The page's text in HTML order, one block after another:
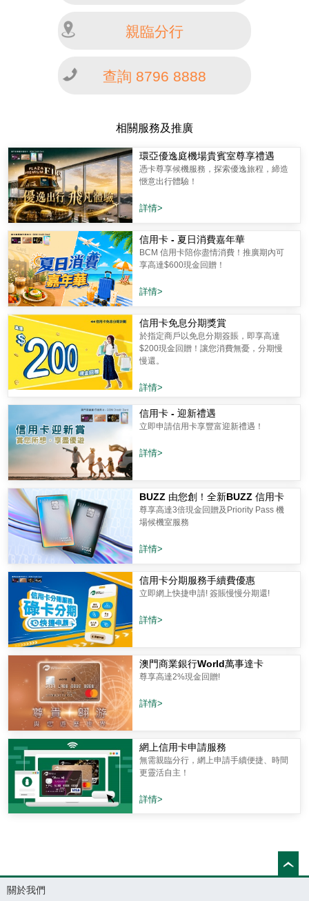
親臨分行
查詢 8796 8888
相關服務及推廣
環亞優逸庭機場貴賓室尊享禮遇
憑卡尊享候機服務，探索優逸旅程，締造
愜意出行體驗！
詳情>
信用卡 - 夏日消費嘉年華
BCM 信用卡陪你盡情消費！推廣期內可
享高達$600現金回贈！
詳情>
信用卡免息分期獎賞
於指定商戶以免息分期簽賬，即享高達
$200現金回贈！讓您消費無憂，分期慢
慢還。
詳情>
信用卡 - 迎新禮遇
立即申請信用卡享豐富迎新禮遇！
詳情>
BUZZ 由您創！全新BUZZ 信用卡
尊享高達3倍現金回贈及Priority Pass 機
場候機室服務
詳情>
信用卡分期服務手續費優惠
立即網上快捷申請! 簽賬慢慢分期還!
詳情>
澳門商業銀行World萬事達卡
尊享高達2%現金回贈!
詳情>
網上信用卡申請服務
無需親臨分行，網上申請手續便捷、時間
更靈活自主！
詳情>
關於我們